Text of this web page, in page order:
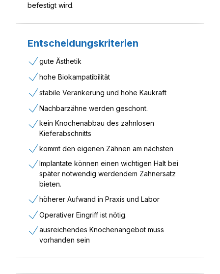
Vollgussbrücke im
befestigt wird.
Entscheidungskriterien
gute Ästhetik
hohe Biokampatibilität
stabile Verankerung und hohe Kaukraft
Nachbarzähne werden geschont.
kein Knochenabbau des zahnlosen
Kieferabschnitts
kommt den eigenen Zähnen am nächsten
Implantate können einen wichtigen Halt bei
später notwendig werdendem Zahnersatz
bieten.
höherer Aufwand in Praxis und Labor
Operativer Eingriff ist nötig.
ausreichendes Knochenangebot muss
vorhanden sein